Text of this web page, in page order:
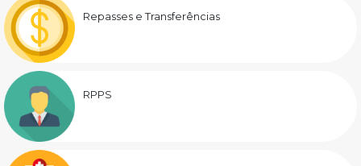
Repasses e Transferências
RPPS